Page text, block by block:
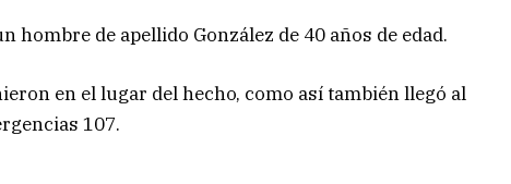
de apellido González de 40 años de edad.
en el lugar del hecho, como así también llegó al
107.